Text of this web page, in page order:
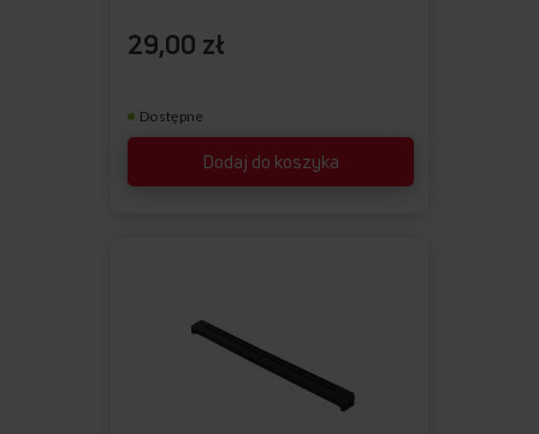
Dodaj do koszyka
29,00 zł
Dostępne